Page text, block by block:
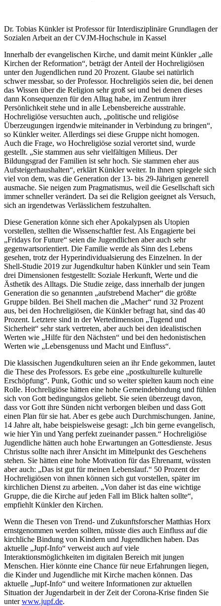
Dr. Tobias Künkler ist Professor für Interdisziplinäre Grundlagen der
Sozialen Arbeit an der CVJM-Hochschule in Kassel
Innerhalb der evangelischen Kirche, und damit meint Künkler „alle
Kirchen der Reformation“, beträgt der Anteil der Hochreligiösen
unter den Jugendlichen rund 20 Prozent. Glaube sei natürlich
schwer messbar, so der Professor. Hochreligiös seien die, bei denen
das Wissen über die Religion sehr groß sei und bei denen dieses
dann Konsequenzen für den Alltag habe, im Zentrum ihrer
Persönlichkeit stehe und in alle Lebensbereiche ausstrahle.
Hochreligiöse versuchten auch, „politische und religiöse
Überzeugungen irgendwie miteinander in Verbindung zu bringen“,
so Künkler weiter. Allerdings sei diese Gruppe nicht homogen.
Auch die Frage, wo Hochreligiöse sozial verortet sind, wurde
gestellt. „Sie stammen aus sehr vielfältigen Milieus. Der
Bildungsgrad der Familien ist sehr hoch. Sie stammen eher aus
Aufsteigerhaushalten“, erklärt Künkler weiter. In ihnen spiegele sich
viel von dem, was die Generation der 13- bis 29-Jährigen generell
ausmache. Sie neigen zum Pragmatismus, weil die Gesellschaft sich
immer schneller verändert. Da sei die Religion geeignet als Versuch,
sich an irgendetwas Verlässlichem festzuhalten.
Diese Generation könne sich eher Apokalypsen als Utopien
vorstellen, stellten die Wissenschaftler fest. Als Engagierte bei
„Fridays for Future“ seien die Jugendlichen aber auch sehr
gegenwartsorientiert. Die Familie werde als Sinn des Lebens
gesehen, trotz der Hyperindividualsierung des Einzelnen. In der
Shell-Studie 2019 zur Jugendkultur haben Künkler und sein Team
drei Dimensionen festgestellt: Soziale Herkunft, Werte und die
Ästhetik des Alltags. Die Studie zeige, dass innerhalb der jungen
Generation die so genannten „aufstrebend Macher“ die größte
Gruppe bilden. Bei Shell machen die „Macher“ rund 32 Prozent
aus, bei den Hochreligiösen, die Künkler befragt hat, sind das 40
Prozent. Letztere sind in der Wertedimension „Tugend und
Sicherheit“ sehr stark vertreten, aber auch bei den idealistischen
Werten wie „Hilfe für den Nächsten“ und bei den hedonistischen
Werten wie „Lebensgenuss und Macht und Einfluss“.
Die klassischen Jugendkulturen seien an ihr Ende gekommen, lautet
die These des Professors. Es gebe eine „postkulturelle kulturelle
Erschöpfung“. Punk, Gothic und so weiter spielten kaum noch eine
Rolle. Hochreligiöse hätten eine hohe Gemeindebindung und fühlen
sich von Gott bedingungslos geliebt. Sie seien überzeugt davon,
dass vor Gott ihre Sünden nicht verborgen bleiben und dass Gott
einen Plan für sie hat. Aber es gebe auch Durchmischungen. Janine,
14 Jahre alt, habe beispielsweise gesagt: „Ich bin gerne evangelisch,
wie hier Yin und Yang perfekt zueinander passen.“ Hochreligiöse
Jugendliche hätten auch hohe Erwartungen an Gottesdienste. Jesus
Christus sollte nach ihrer Ansicht im Mittelpunkt des Geschehens
stehen. Sie hätten eine hohe Motivation für das Ehrenamt, wüssten
aber auch: „Das ist gut für meinen Lebenslauf.“ 50 Prozent der
Hochreligiösen von ihnen können sich gut vorstellen, später im
kirchlichen Dienst zu arbeiten. „Von daher ist das eine wichtige
Gruppe, die die Kirche auf jeden Fall im Blick halten sollte“,
empfiehlt Künkler den Kirchen.
Wenn die Thesen von Trend- und Zukunftsforscher Matthias Horx
ernstgenommen werden sollten, müsste dies auch Einfluss auf die
kirchliche Bindung von Kindern und Jugendlichen haben. Das
aktuelle „Jupf-Info“ verweist auch auf viele
Interaktionsmöglichkeiten im digitalen Bereich mit jungen
Menschen. Hier könnte eine Chance für neue Erfahrungen liegen,
die Kinder und Jugendliche mit Kirche machen können. Das
aktuelle „Jupf-Info“ und weitere Informationen zur aktuellen
Situation der Jugendarbeit in der Zeit der Corona-Krise finden Sie
unterwww.jupf.de.